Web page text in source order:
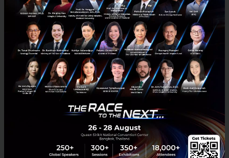
Bosch จับมือกับ TomTom คิดค้นแผนที่ซึ่งใช้สัญญาณเรดาร์
ช่วยการขับขี่อัตโนมัติ
Bosch จับมือกับ ทอมทอม (TomTom) ซึ่งเป็นผู้ให้บริการข้อมูลจราจรและ
แผนที่สัญชาติดัตช์ ประสบผลสำเร็จครั้งสำคัญในการพัฒนาแผนที่ความ
ละเอียดสูง รองรับการขับขี่ด้วยระบบขับเคลื่อนอัตโนมัต...
กรกฎาคม 18, 2017| By
Techsauce Team
Automotive Partnership radar road signature